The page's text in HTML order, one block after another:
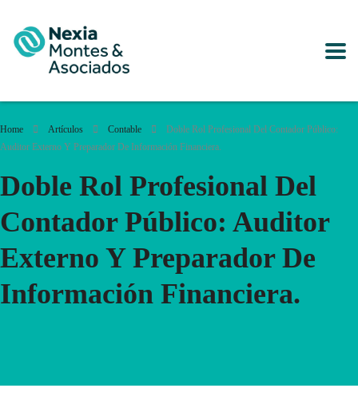
Home Artículos Contable
Doble Rol Profesional Del Contador Público:
Auditor Externo Y Preparador De Información Financiera.
Doble Rol Profesional Del
Contador Público: Auditor
Externo Y Preparador De
Información Financiera.